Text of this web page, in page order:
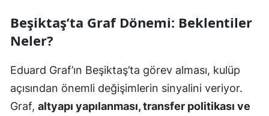
Beşiktaş’ta Graf Dönemi: Beklentiler
Neler?
Eduard Graf’ın Beşiktaş’ta görev alması, kulüp
açısından önemli değişimlerin sinyalini veriyor.
Graf, altyapı yapılanması, transfer politikası ve